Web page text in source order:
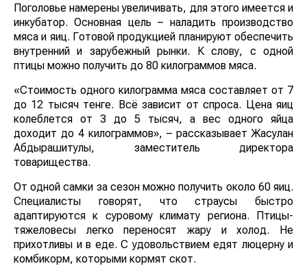
Поголовье намерены увеличивать, для этого имеется и
инкубатор. Основная цель – наладить производство
мяса и яиц. Готовой продукцией планируют обеспечить
внутренний и зарубежный рынки. К слову, с одной
птицы можно получить до 80 килограммов мяса.
«Стоимость одного килограмма мяса составляет от 7
до 12 тысяч тенге. Всё зависит от спроса. Цена яиц
колеблется от 3 до 5 тысяч, а вес одного яйца
доходит до 4 килограммов», – рассказывает Жасулан
Абдырашитулы, заместитель директора
товарищества.
От одной самки за сезон можно получить около 60 яиц.
Специалисты говорят, что страусы быстро
адаптируются к суровому климату региона. Птицы-
тяжеловесы легко переносят жару и холод. Не
прихотливы и в еде. С удовольствием едят люцерну и
комбикорм, которыми кормят скот.